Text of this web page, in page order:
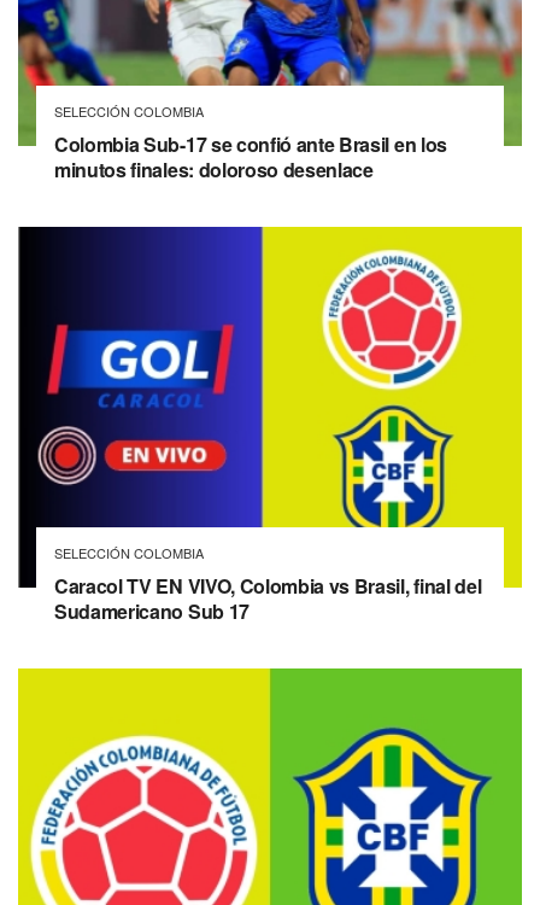
SELECCIÓN COLOMBIA
Colombia Sub-17 se confió ante Brasil en los
minutos finales: doloroso desenlace
SELECCIÓN COLOMBIA
Caracol TV EN VIVO, Colombia vs Brasil, final del
Sudamericano Sub 17